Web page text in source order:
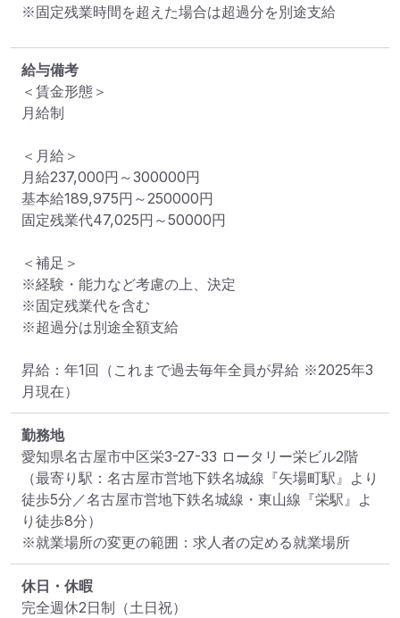
※固定残業時間を超えた場合は超過分を別途支給
給与備考
＜賃金形態＞
月給制
＜月給＞
月給237,000円～300000円
基本給189,975円～250000円
固定残業代47,025円～50000円
＜補足＞
※経験・能力など考慮の上、決定
※固定残業代を含む
※超過分は別途全額支給
昇給：年1回（これまで過去毎年全員が昇給 ※2025年3
月現在）
勤務地
愛知県名古屋市中区栄3-27-33 ロータリー栄ビル2階
（最寄り駅：名古屋市営地下鉄名城線『矢場町駅』より
徒歩5分／名古屋市営地下鉄名城線・東山線『栄駅』よ
り徒歩8分）
※就業場所の変更の範囲：求人者の定める就業場所
休日・休暇
完全週休2日制（土日祝）